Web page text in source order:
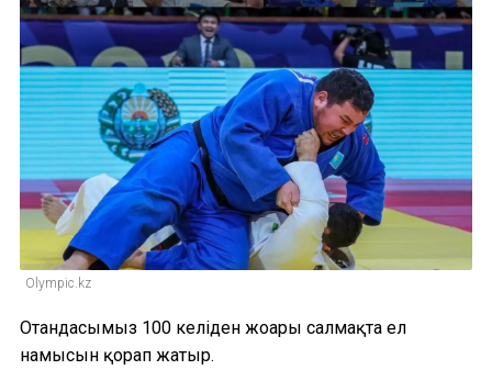
Olympic.kz
Отандасымыз 100 келіден жоғары салмақта ел
намысын қорғап жатыр.